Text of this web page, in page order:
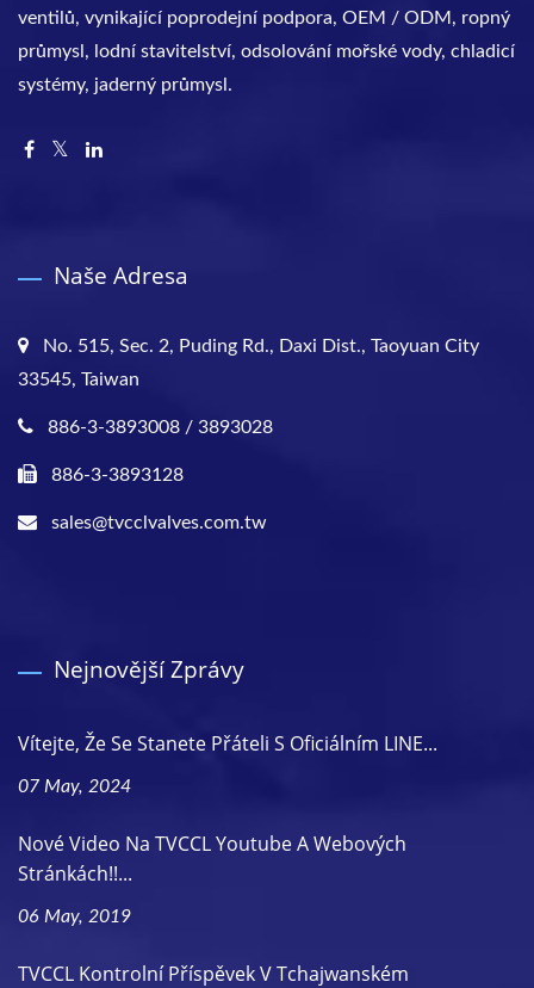
ventilů, vynikající poprodejní podpora, OEM / ODM, ropný
průmysl, lodní stavitelství, odsolování mořské vody, chladicí
systémy, jaderný průmysl.
Naše Adresa
No. 515, Sec. 2, Puding Rd., Daxi Dist., Taoyuan City
33545, Taiwan
886-3-3893008 / 3893028
886-3-3893128
sales@tvcclvalves.com.tw
Nejnovější Zprávy
Vítejte, Že Se Stanete Přáteli S Oficiálním LINE...
07 May, 2024
Nové Video Na TVCCL Youtube A Webových
Stránkách!!...
06 May, 2019
TVCCL Kontrolní Příspěvek V Tchajwanském